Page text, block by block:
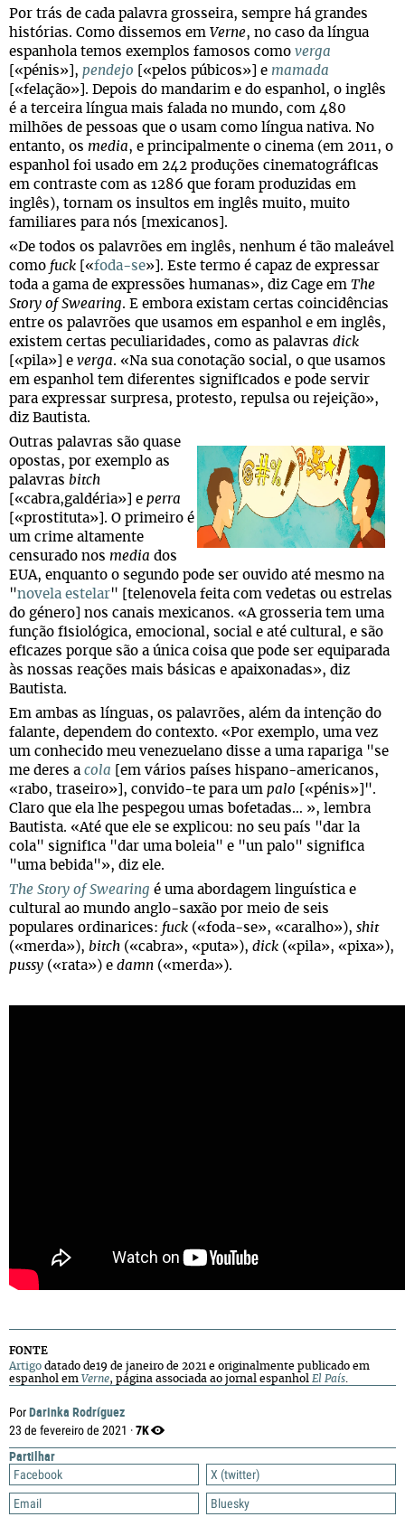
PorDarinka Rodríguez
23 de fevereiro de 2021 ·7K
Partilhar
Facebook
X (twitter)
Email
Bluesky
Por trás de cada palavra grosseira, sempre há grandes
histórias. Como dissemos em Verne, no caso da língua
espanhola temos exemplos famosos como verga
[«pénis»], pendejo [«pelos púbicos»] e mamada
[«felação»]. Depois do mandarim e do espanhol, o inglês
é a terceira língua mais falada no mundo, com 480
milhões de pessoas que o usam como língua nativa. No
entanto, os media, e principalmente o cinema (em 2011, o
espanhol foi usado em 242 produções cinematográficas
em contraste com as 1286 que foram produzidas em
inglês), tornam os insultos em inglês muito, muito
familiares para nós [mexicanos].
«De todos os palavrões em inglês, nenhum é tão maleável
como fuck [«foda-se»]. Este termo é capaz de expressar
toda a gama de expressões humanas», diz Cage em The
Story of Swearing. E embora existam certas coincidências
entre os palavrões que usamos em espanhol e em inglês,
existem certas peculiaridades, como as palavras dick
[«pila»] e verga. «Na sua conotação social, o que usamos
em espanhol tem diferentes significados e pode servir
para expressar surpresa, protesto, repulsa ou rejeição»,
diz Bautista.
Outras palavras são quase
opostas, por exemplo as
palavras bitch
[«cabra,galdéria»] e perra
[«prostituta»]. O primeiro é
um crime altamente
censurado nos media dos
EUA, enquanto o segundo pode ser ouvido até mesmo na
"novela estelar" [telenovela feita com vedetas ou estrelas
do género] nos canais mexicanos. «A grosseria tem uma
função fisiológica, emocional, social e até cultural, e são
eficazes porque são a única coisa que pode ser equiparada
às nossas reações mais básicas e apaixonadas», diz
Bautista.
Em ambas as línguas, os palavrões, além da intenção do
falante, dependem do contexto. «Por exemplo, uma vez
um conhecido meu venezuelano disse a uma rapariga "se
me deres a cola [em vários países hispano-americanos,
«rabo, traseiro»], convido-te para um palo [«pénis»]".
Claro que ela lhe pespegou umas bofetadas… », lembra
Bautista. «Até que ele se explicou: no seu país "dar la
cola" significa "dar uma boleia" e "un palo" significa
"uma bebida"», diz ele.
The Story of Swearing é uma abordagem linguística e
cultural ao mundo anglo-saxão por meio de seis
populares ordinarices: fuck («foda-se», «caralho»), shit
(«merda»), bitch («cabra», «puta»), dick («pila», «pixa»),
pussy («rata») e damn («merda»).
FONTE
Artigo datado de19 de janeiro de 2021 e originalmente publicado em
espanhol em Verne, página associada ao jornal espanhol El País